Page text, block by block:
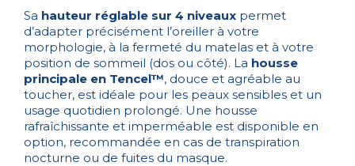
Sa hauteur réglable sur 4 niveaux permet
d’adapter précisément l’oreiller à votre
morphologie, à la fermeté du matelas et à votre
position de sommeil (dos ou côté). La housse
principale en Tencel™, douce et agréable au
toucher, est idéale pour les peaux sensibles et un
usage quotidien prolongé. Une housse
rafraîchissante et imperméable est disponible en
option, recommandée en cas de transpiration
nocturne ou de fuites du masque.